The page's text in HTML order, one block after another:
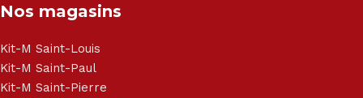
- Matelas - Hifi Hitachi, LG, Sharp, Philips, Bosh, Moulinex,
Haier, Sony, Cecotec, Westpoint, Dyson.
Nos magasins
Kit-M Saint-Louis
Kit-M Saint-Paul
Kit-M Saint-Pierre